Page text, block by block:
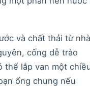
và chất thải từ nhà
cống dễ trào
thể lắp van một
ống chung nếu